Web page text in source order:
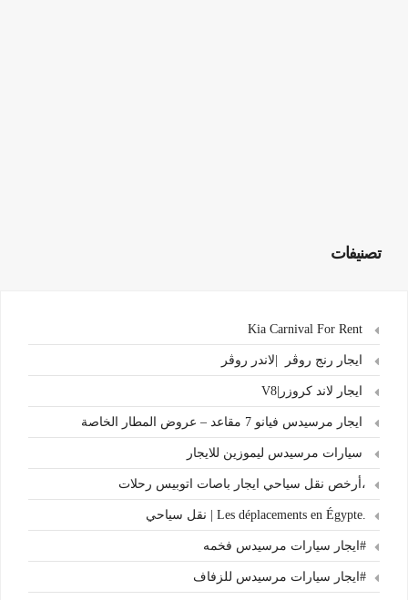
تصنيفات
ايجار رنج روڤر |لاندر روڤر
ايجار لاند كروزر|V8
ايجار مرسيدس فيانو 7 مقاعد – عروض المطار الخاصة
سيارات مرسيدس ليموزين للايجار
،أرخص نقل سياحي ايجار باصات اتوبيس رحلات
.Les déplacements en Égypte | نقل سياحي
#ايجار سيارات مرسيدس فخمه
#ايجار سيارات مرسيدس للزفاف